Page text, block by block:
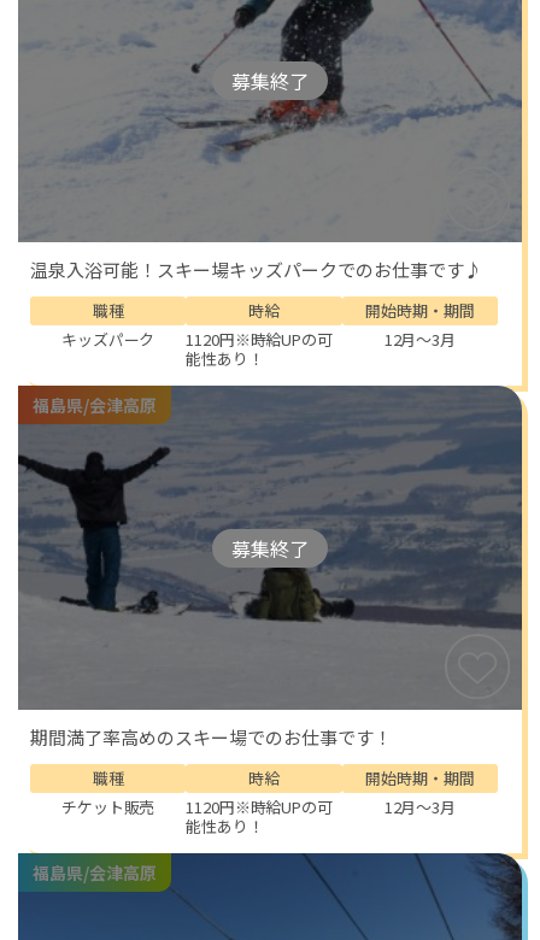
募集終了
温泉入浴可能！スキー場キッズパークでのお仕事です♪
職種
キッズパーク
時給
1120円※時給UPの可
能性あり！
開始時期・期間
12月～3月
募集終了
福島県/会津高原
期間満了率高めのスキー場でのお仕事です！
職種
チケット販売
時給
1120円※時給UPの可
能性あり！
開始時期・期間
12月～3月
福島県/会津高原